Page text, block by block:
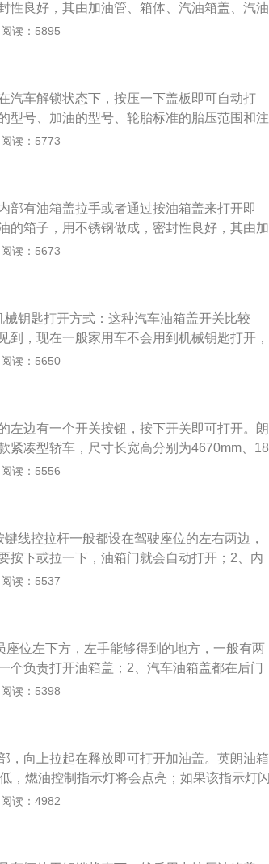
性良好，其由加油管、箱体、汽油箱盖、汽油
现代旗下一款紧凑型汽车，其长宽高分别为4
瓦，最大扭矩是132.4牛米。
阅读：5895
汽车解锁状态下，按压一下盖板即可自动打
型号、加油的型号、轮胎标准的胎压范围和注
其属于紧凑型车，车身尺寸是：长4670mm、
率是110kw，最大扭矩是250nm，与其匹配
阅读：5773
部有油箱盖拉手或者通过按油箱盖来打开即
的箱子，用不锈钢做成，密封性良好，其由加
汽油油泵组成。瑞纳是北京现代旗下一款紧凑
气发动机，最大功率是70千瓦，最大扭矩是13
阅读：5673
钥匙打开方式：这种汽车油箱盖开关比较
到，现在一般家用车不会用到机械钥匙打开，
开启方式：车主只需将车停好后，加油员直
式：车内开关是目前常见的开启油箱门的方
车内开关在不同车型有不同位置，有的在驾驶
上或者中控台上，标识都是一个加油机的样
阅读：5650
左边有一个开关按钮，按下开关即可打开。朗
紧凑型轿车，尺寸长宽高分别为4670mm、18
。朗逸的1.5L发动机的最大功率为83kw，最
为250nm。
阅读：5556
线控拉杆一般都设在驾驶座位的左右两边，
按下或拉一下，油箱门就会自动打开；2、内
材质的，右旋是关紧，左旋是打开。以君威为
米。动力方面，君威搭载了一台涡轮增压发
匹，最大扭矩为350牛米，最大功率为174千
阅读：5537
位左下方，左手能够得到的地方，一般有两
个负责打开油箱盖；2、汽车油箱盖都在后门
扳开油箱盖搬钮后，油箱盖就可以打开了。a4
机，标配了奥迪专利技术quattro全时四驱系
阅读：5398
，向上拉起在释放即可打开加油盖。英朗油箱
，燃油控制指示灯将会点亮；如果该指示灯闪
油耗空。英朗的长宽高分别为4419mm、1814
线型车顶线条从车头一直连贯至车尾，塑造出
大灯锐利洞彻，围护着标志性的直瀑格栅和别
阅读：4982